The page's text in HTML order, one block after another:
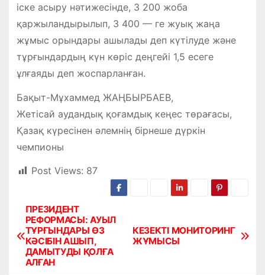
іске асыру нәтижесінде, 3 200 жоба
қаржыландырылып, 3 400 — ге жуық жаңа
жұмыс орындары ашылады деп күтілуде және
тұрғындардың күн көріс деңгейі 1,5 есеге
ұлғаяды деп жоспарланған.
Бақыт-Мұхаммед ЖАҢБЫРБАЕВ,
Жетісай аудандық қоғамдық кеңес төрағасы,
Қазақ күресінен әлемнің бірнеше дүркін
чемпионы
Post Views: 87
Н
а
в
КЕЗЕКТІ МОНИТОРИНГ
ЖҰМЫСЫ
ПРЕЗИДЕНТ
РЕФОРМАСЫ: АУЫЛ
ТҰРҒЫНДАРЫ ӨЗ
КӘСІБІН АШЫП,
ДАМЫТУДЫ ҚОЛҒА
АЛҒАН